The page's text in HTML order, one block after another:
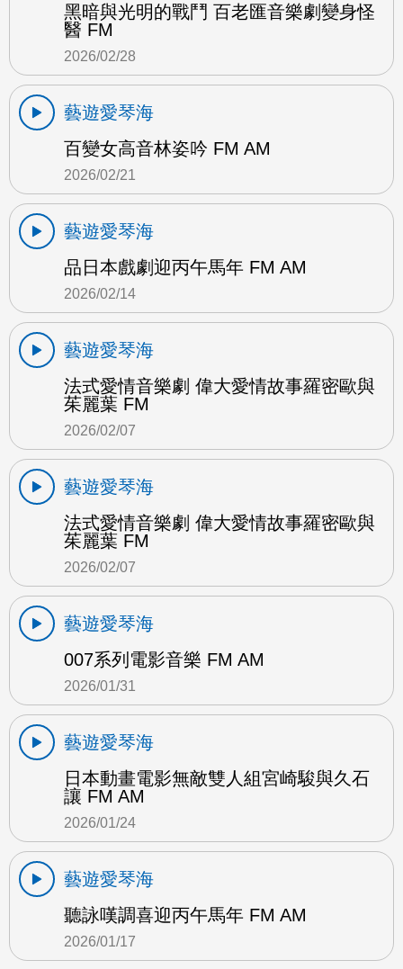
黑暗與光明的戰鬥 百老匯音樂劇變身怪
醫 FM
2026/02/28
藝遊愛琴海
百變女高音林姿吟 FM AM
2026/02/21
藝遊愛琴海
品日本戲劇迎丙午馬年 FM AM
2026/02/14
藝遊愛琴海
法式愛情音樂劇 偉大愛情故事羅密歐與
茱麗葉 FM
2026/02/07
藝遊愛琴海
法式愛情音樂劇 偉大愛情故事羅密歐與
茱麗葉 FM
2026/02/07
藝遊愛琴海
007系列電影音樂 FM AM
2026/01/31
藝遊愛琴海
日本動畫電影無敵雙人組宮崎駿與久石
讓 FM AM
2026/01/24
藝遊愛琴海
聽詠嘆調喜迎丙午馬年 FM AM
2026/01/17